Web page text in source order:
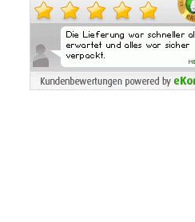
MALGORZATA
MISZKINIUK
7/09/2026